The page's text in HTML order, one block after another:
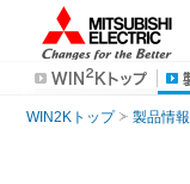
WIN2Kトップ 製品情報